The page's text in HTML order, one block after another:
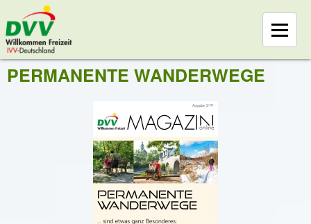
PERMANENTE WANDERWEGE